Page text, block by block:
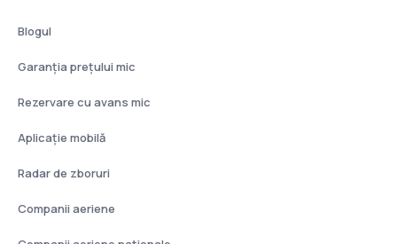
Blogul
Garanția prețului mic
Rezervare cu avans mic
Aplicație mobilă
Radar de zboruri
Companii aeriene